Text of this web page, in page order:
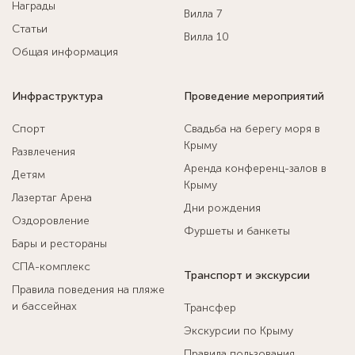
Награды
Статьи
Общая информация
Вилла 7
Вилла 10
Инфраструктура
Спорт
Развлечения
Детям
Лазертаг Арена
Оздоровление
Бары и рестораны
СПА-комплекс
Правила поведения на пляже
и бассейнах
Проведение мероприятий
Свадьба на берегу моря в
Крыму
Аренда конференц-залов в
Крыму
Дни рождения
Фуршеты и банкеты
Транспорт и экскурсии
Трансфер
Экскурсии по Крыму